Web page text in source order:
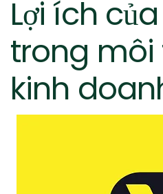
Lợi ích
trong môi
kinh